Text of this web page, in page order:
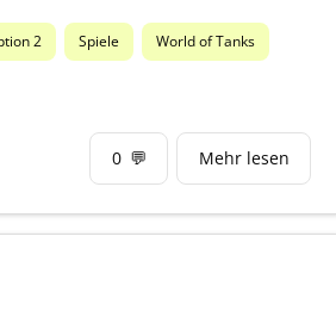
2 Spiele World of Tanks
0 💬 Mehr lesen